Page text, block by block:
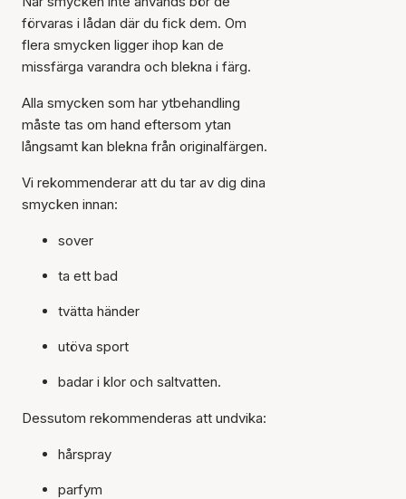
förvaras i lådan där du fick dem. Om
flera smycken ligger ihop kan de
missfärga varandra och blekna i färg.
Alla smycken som har ytbehandling
måste tas om hand eftersom ytan
långsamt kan blekna från originalfärgen.
Vi rekommenderar att du tar av dig dina
smycken innan:
sover
ta ett bad
tvätta händer
utöva sport
badar i klor och saltvatten.
Dessutom rekommenderas att undvika:
hårspray
parfym